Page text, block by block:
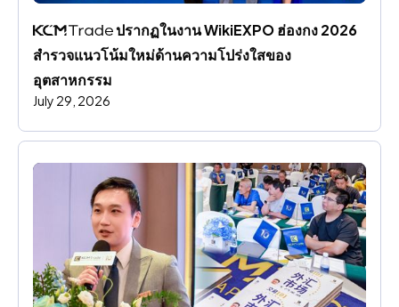
ปรากฏในงาน WikiEXPO ฮ่องกง 2026
สํารวจแนวโน้มใหม่ด้านความโปร่งใสของ
อุตสาหกรรม
July 29, 2026